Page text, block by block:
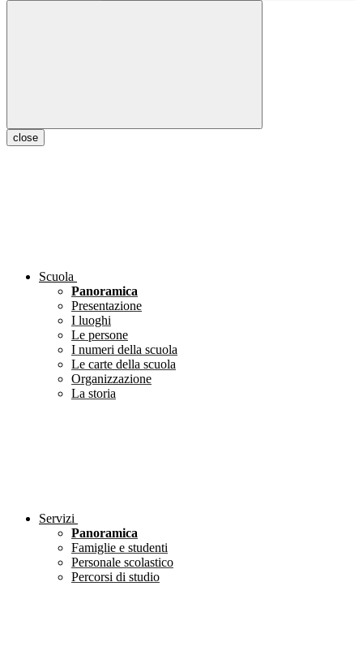
close
Scuola
Panoramica
Presentazione
I luoghi
Le persone
I numeri della scuola
Le carte della scuola
Organizzazione
La storia
Servizi
Panoramica
Famiglie e studenti
Personale scolastico
Percorsi di studio